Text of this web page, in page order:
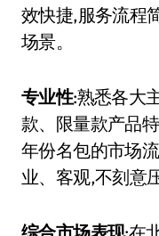
效快捷,服务流程
场景。
专业性:熟悉各大
款、限量款产品
年份名包的市场
业、客观,不刻意